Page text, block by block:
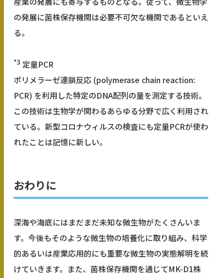
の発展に菌株保存機関は必要不可欠な機関であるといえ
る。
*3 定量PCR
ポリメラーゼ連鎖反応 (polymerase chain reaction:
PCR) を利用した特定のDNA配列の量を測定する技術。
この技術は生物学が関わるあらゆる分野で広く利用され
ている。新型コロナウィルスの検査にも定量PCRが使わ
れたことは記憶に新しい。
おわりに
深海や海底にはまだまだ未知な微生物がたくさんいま
す。今後もそのような微生物の培養化に取り組み、科学
的あるいは産業応用的にも重要な微生物の実態解明を続
けていきます。また、菌株保存機関を通じてMK-D1株